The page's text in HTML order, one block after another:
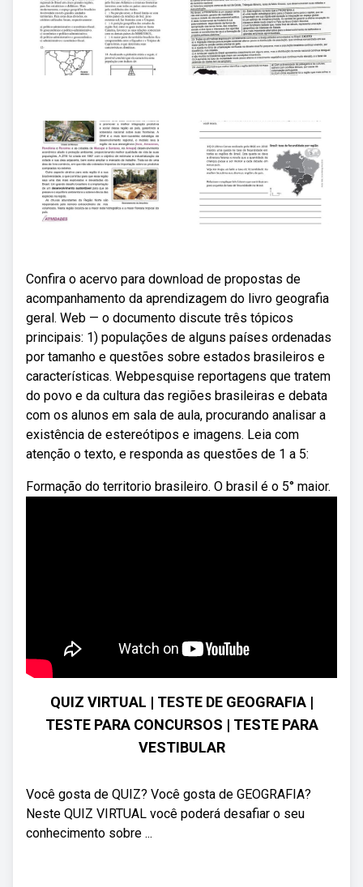
Confira o acervo para download de propostas de
acompanhamento da aprendizagem do livro geografia
geral. Web — o documento discute três tópicos
principais: 1) populações de alguns países ordenadas
por tamanho e questões sobre estados brasileiros e
características. Webpesquise reportagens que tratem
do povo e da cultura das regiões brasileiras e debata
com os alunos em sala de aula, procurando analisar a
existência de estereótipos e imagens. Leia com
atenção o texto, e responda as questões de 1 a 5:
Formação do territorio brasileiro. O brasil é o 5° maior.
QUIZ VIRTUAL | TESTE DE GEOGRAFIA |
TESTE PARA CONCURSOS | TESTE PARA
VESTIBULAR
Você gosta de QUIZ? Você gosta de GEOGRAFIA?
Neste QUIZ VIRTUAL você poderá desafiar o seu
conhecimento sobre ...